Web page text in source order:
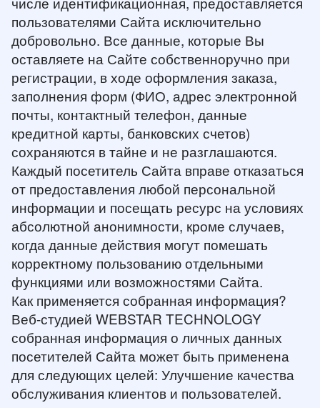
пользователями Сайта исключительно
добровольно. Все данные, которые Вы
оставляете на Сайте собственноручно при
регистрации, в ходе оформления заказа,
заполнения форм (ФИО, адрес электронной
почты, контактный телефон, данные
кредитной карты, банковских счетов)
сохраняются в тайне и не разглашаются.
Каждый посетитель Сайта вправе отказаться
от предоставления любой персональной
информации и посещать ресурс на условиях
абсолютной анонимности, кроме случаев,
когда данные действия могут помешать
корректному пользованию отдельными
функциями или возможностями Сайта.
Как применяется собранная информация?
Веб-студией WEBSTAR TECHNOLOGY
собранная информация о личных данных
посетителей Сайта может быть применена
для следующих целей: Улучшение качества
обслуживания клиентов и пользователей.